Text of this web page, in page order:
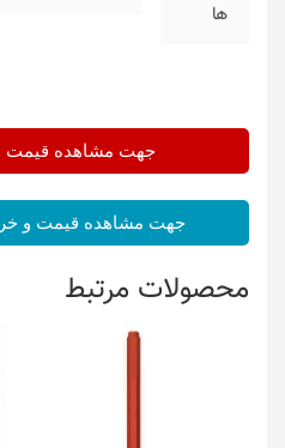
ها
جهت مشاهده قیمت و
جهت مشاهده قیمت و
محصولات مرتبط